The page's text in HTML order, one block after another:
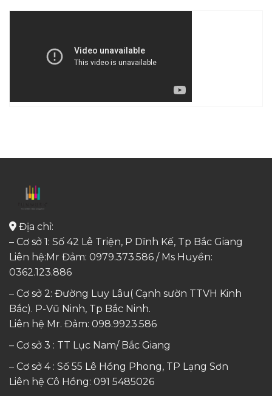
Địa chỉ:
– Cơ sở 1: Số 42 Lê Triện, P Dĩnh Kế, Tp Bắc Giang
Liên hệ:Mr Đảm: 0979.373.586 / Ms Huyền:
0362.123.886
– Cơ sở 2: Đường Luy Lâu( Cạnh sườn TTVH Kinh
Bắc). P-Vũ Ninh, Tp Bắc Ninh.
Liên hệ Mr. Đảm: 098.9923.586
– Cơ sở 3 : TT Lục Nam/ Bắc Giang
– Cơ sở 4 : Số 55 Lê Hồng Phong, TP Lạng Sơn
Liên hệ Cô Hồng: 091 5485026